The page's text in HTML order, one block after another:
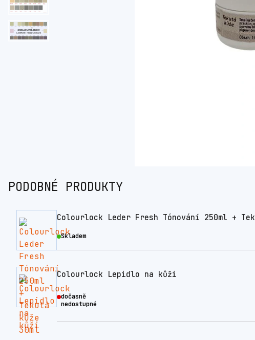
PODOBNÉ PRODUKTY
Colourlock Leder Fresh Tónování 250ml +
Skladem
Colourlock Lepidlo na kůži
dočasně
nedostupné